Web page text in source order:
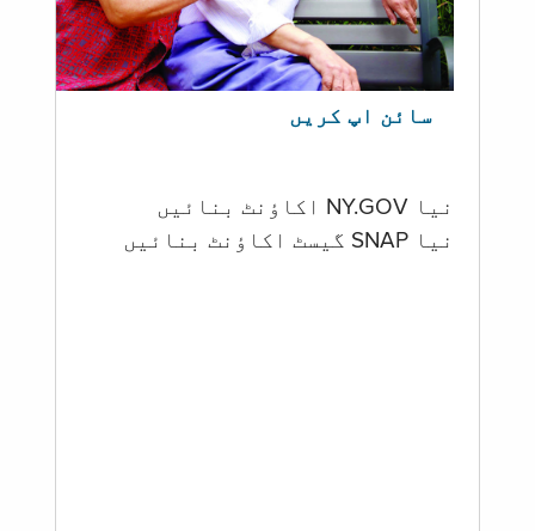
سائن اپ کریں
نیا NY.GOV اکاؤنٹ بنائیں
نیا SNAP گیسٹ اکاؤنٹ بنائیں